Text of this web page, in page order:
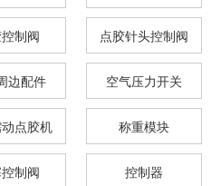
机
制阀 点胶针头控制阀
边配件 空气压力开关
点胶机 称重模块
制阀 控制器